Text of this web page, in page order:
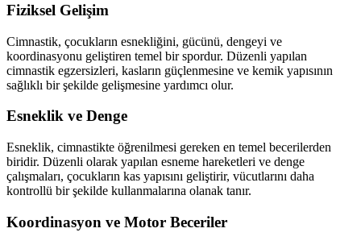
Fiziksel Gelişim
Cimnastik, çocukların esnekliğini, gücünü, dengeyi ve
koordinasyonu geliştiren temel bir spordur. Düzenli yapılan
cimnastik egzersizleri, kasların güçlenmesine ve kemik yapısının
sağlıklı bir şekilde gelişmesine yardımcı olur.
Esneklik ve Denge
Esneklik, cimnastikte öğrenilmesi gereken en temel becerilerden
biridir. Düzenli olarak yapılan esneme hareketleri ve denge
çalışmaları, çocukların kas yapısını geliştirir, vücutlarını daha
kontrollü bir şekilde kullanmalarına olanak tanır.
Koordinasyon ve Motor Beceriler